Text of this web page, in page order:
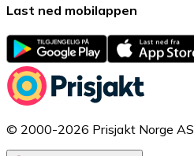
Last ned mobilappen
© 2000-2026 Prisjakt Norge AS